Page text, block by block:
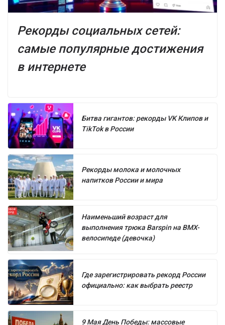
Рекорды социальных сетей:
самые популярные достижения
в интернете
Битва гигантов: рекорды VK Клипов и
TikTok в России
Рекорды молока и молочных
напитков России и мира
Наименьший возраст для
выполнения трюка Barspin на BMX-
велосипеде (девочка)
Где зарегистрировать рекорд России
официально: как выбрать реестр
9 Мая День Победы: массовые